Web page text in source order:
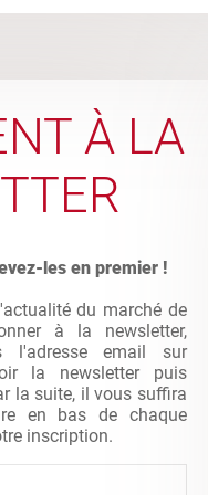
À LA
les en premier !
du marché de
à la newsletter,
l'adresse email sur
la newsletter puis
la suite, il vous suffira
en bas de chaque
inscription.